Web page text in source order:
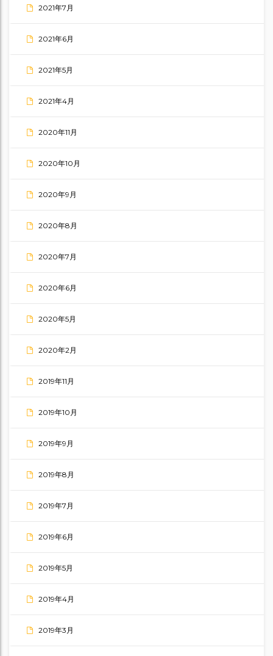
2021年7月
2021年6月
2021年5月
2021年4月
2020年11月
2020年10月
2020年9月
2020年8月
2020年7月
2020年6月
2020年5月
2020年2月
2019年11月
2019年10月
2019年9月
2019年8月
2019年7月
2019年6月
2019年5月
2019年4月
2019年3月